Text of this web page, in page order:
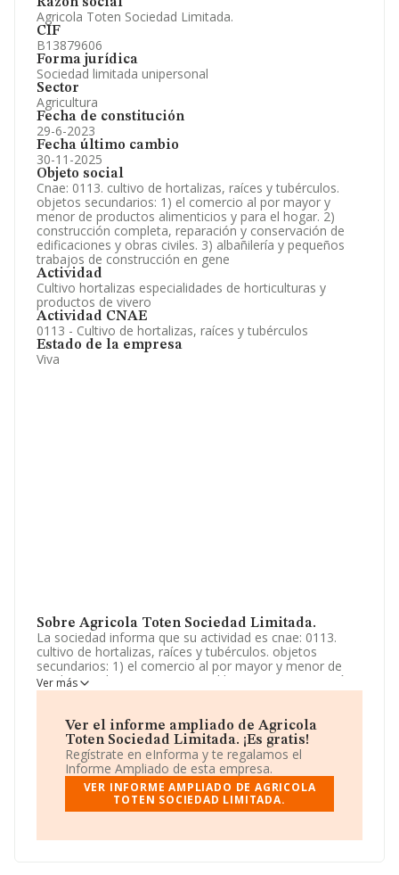
Agricola Toten Sociedad Limitada.
CIF
B13879606
Forma jurídica
Sociedad limitada unipersonal
Sector
Agricultura
Fecha de constitución
29-6-2023
Fecha último cambio
30-11-2025
Objeto social
Cnae: 0113. cultivo de hortalizas, raíces y tubérculos.
objetos secundarios: 1) el comercio al por mayor y
menor de productos alimenticios y para el hogar. 2)
construcción completa, reparación y conservación de
edificaciones y obras civiles. 3) albañilería y pequeños
trabajos de construcción en gene
Actividad
Cultivo hortalizas especialidades de horticulturas y
productos de vivero
Actividad CNAE
0113 - Cultivo de hortalizas, raíces y tubérculos
Estado de la empresa
Viva
Sobre Agricola Toten Sociedad Limitada.
La sociedad informa que su actividad es cnae: 0113.
cultivo de hortalizas, raíces y tubérculos. objetos
secundarios: 1) el comercio al por mayor y menor de
productos alimenticios y para el hogar. 2) construcción
completa, reparación y conservación de edificaciones y
construcción en gene. La empresa es una Sociedad
Limitada. Su CNAE corresponde a 0113 con código
'Cultivo de hortalizas, raíces y tubérculos'. La compañía
no tiene actividad en mercados exteriores.
La compañíaAgrícola Toten Sociedad Limitada
NIF B13879606, tiene su domicilio social establecido en
Ver más
Ver el informe ampliado de Agricola
Toten Sociedad Limitada. ¡Es gratis!
Regístrate en eInforma y te regalamos el
Informe Ampliado de esta empresa.
VER INFORME AMPLIADO DE AGRICOLA
TOTEN SOCIEDAD LIMITADA.